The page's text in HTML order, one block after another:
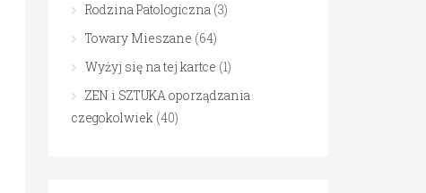
Rodzina Patologiczna(3)
Towary Mieszane (64)
Wyżyj się na tej kartce (1)
ZEN i SZTUKA oporządzania
czegokolwiek(40)